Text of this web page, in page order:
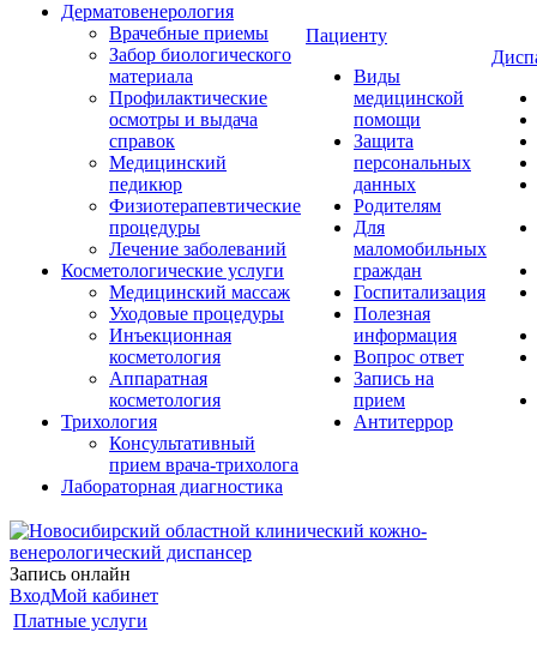
Дерматовенерология
Врачебные приемы
Забор биологического
материала
Профилактические
осмотры и выдача
справок
Медицинский
педикюр
Физиотерапевтические
процедуры
Лечение заболеваний
Косметологические услуги
Медицинский массаж
Уходовые процедуры
Инъекционная
косметология
Аппаратная
косметология
Трихология
Консультативный
прием врача-трихолога
Лабораторная диагностика
Пациенту
Виды
медицинской
помощи
Защита
персональных
данных
Родителям
Для
маломобильных
граждан
Госпитализация
Полезная
информация
Вопрос ответ
Запись на
прием
Антитеррор
Запись онлайн
ВходМой кабинет
Платные услуги